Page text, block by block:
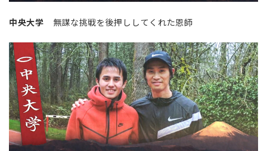
中央大学 無謀な挑戦を後押ししてくれた恩師